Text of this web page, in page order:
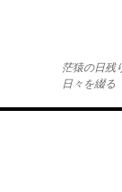
茫猿の日残
日々を綴る